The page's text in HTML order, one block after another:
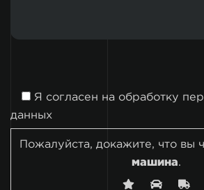
Я согласен на обработку
данных
Пожалуйста, докажите, что вы
машина.